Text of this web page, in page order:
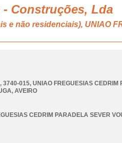
Construções, Lda
não residenciais), UNIAO
3740-015, UNIAO FREGUESIAS CEDRIM
, AVEIRO
CEDRIM PARADELA SEVER